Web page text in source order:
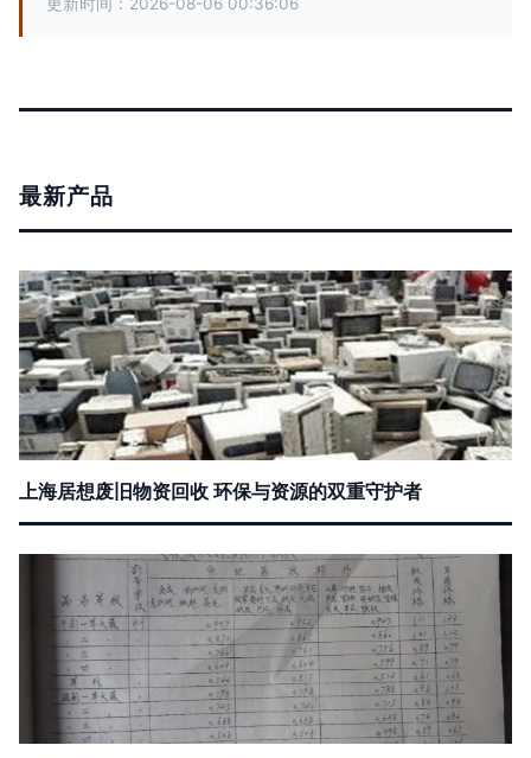
最新产品
上海居想废旧物资回收 环保与资源的双重守护者